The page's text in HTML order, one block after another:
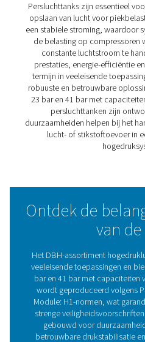
biedt de buffercapaciteit
schommelingen te
garanderen, waardoor
efficiëntie wordt
Met opties voor
capaciteiten van 250 tot
voor een breed scala
nodig hebt om de
luchtreserve om uw
persluchttanken bieden
termijn en is vervaardigd
industrienormen, wat
te integreren, helpen
compressoren te
optimaliseren en de